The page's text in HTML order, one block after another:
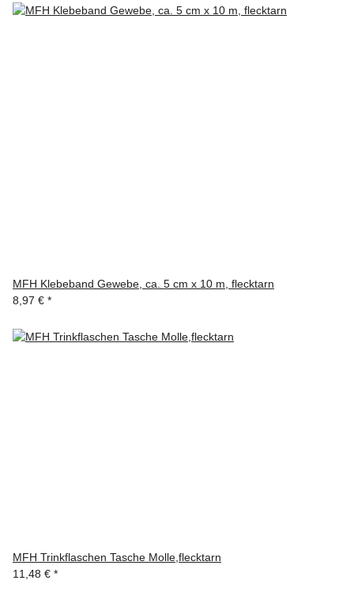
MFH Klebeband Gewebe, ca. 5 cm x 10 m, flecktarn
8,97 € *
MFH Trinkflaschen Tasche Molle,flecktarn
11,48 € *